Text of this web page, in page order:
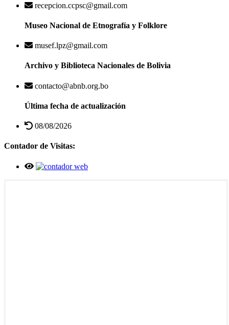
recepcion.ccpsc@gmail.com
Museo Nacional de Etnografía y Folklore
musef.lpz@gmail.com
Archivo y Biblioteca Nacionales de Bolivia
contacto@abnb.org.bo
Última fecha de actualización
08/08/2026
Contador de Visitas: